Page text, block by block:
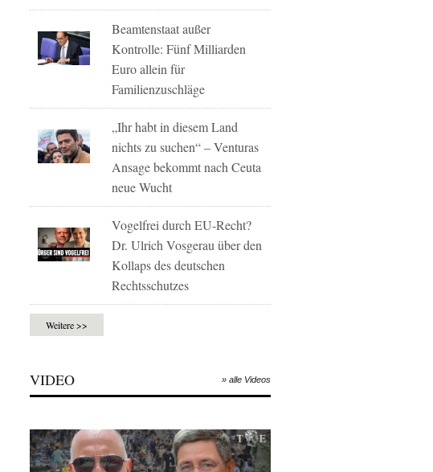
Beamtenstaat außer
Kontrolle: Fünf Milliarden
Euro allein für
Familienzuschläge
„Ihr habt in diesem Land
nichts zu suchen“ – Venturas
Ansage bekommt nach Ceuta
neue Wucht
Vogelfrei durch EU-Recht?
Dr. Ulrich Vosgerau über den
Kollaps des deutschen
Rechtsschutzes
Weitere >>
VIDEO » alle Videos